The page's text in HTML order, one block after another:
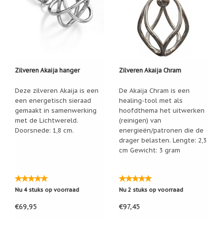
Verhuizingsuitverkoop
cadeautje?
Nieuwsbrieven
Nieuwsbrieven
van
Vrolijke
Zilveren Akaija hanger
Deze zilveren Akaija is een
een energetisch sieraad
gemaakt in samenwerking
met de Lichtwereld.
Doorsnede: 1,8 cm.
Nu 4 stuks op voorraad
€69,95
Zilveren Akaija Chram
De Akaija Chram is een
healing-tool met als
hoofdthema het uitwerken
(reinigen) van
energieën/patronen die de
drager belasten. Lengte: 2,3
cm Gewicht: 3 gram
Nu 2 stuks op voorraad
€97,45